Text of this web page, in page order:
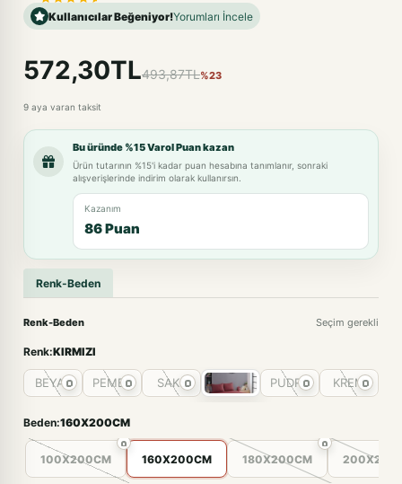
Kullanıcılar Beğeniyor!Yorumları İncele
572,30TL493,87TL%23
9 aya varan taksit
Bu üründe %15 Varol Puan kazan
Ürün tutarının %15'i kadar puan hesabına tanımlanır, sonraki
alışverişlerinde indirim olarak kullanırsın.
Kazanım
86 Puan
Renk-Beden
Renk-Beden Seçim gerekli
Renk:KIRMIZI
BEYAZ PEMBE SAKS PUDRA KREM
Beden:160X200CM
100X200CM 160X200CM 180X200CM